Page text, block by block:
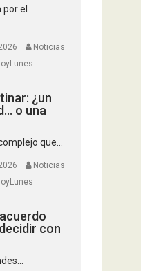
por el
Noticias
¿un
o una
que...
Noticias
con